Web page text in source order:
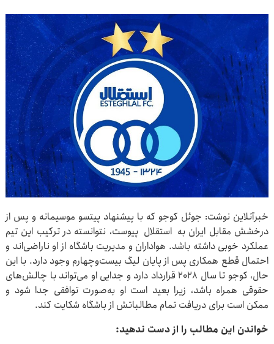
خبرآنلاین نوشت: جوئل کوجو که با پیشنهاد پیتسو موسیمانه و پس از
درخشش مقابل ایران به استقلال پیوست، نتوانسته در ترکیب این تیم
عملکرد خوبی داشته باشد. هواداران و مدیریت باشگاه از او ناراضی‌اند و
احتمال قطع همکاری پس از پایان لیگ بیست‌وچهارم وجود دارد. با این
حال، کوجو تا سال ۲۰۲۸ قرارداد دارد و جدایی او می‌تواند با چالش‌های
حقوقی همراه باشد، زیرا بعید است او به‌صورت توافقی جدا شود و
ممکن است برای دریافت تمام مطالباتش از باشگاه شکایت کند.
خواندن این مطالب را از دست ندهید: